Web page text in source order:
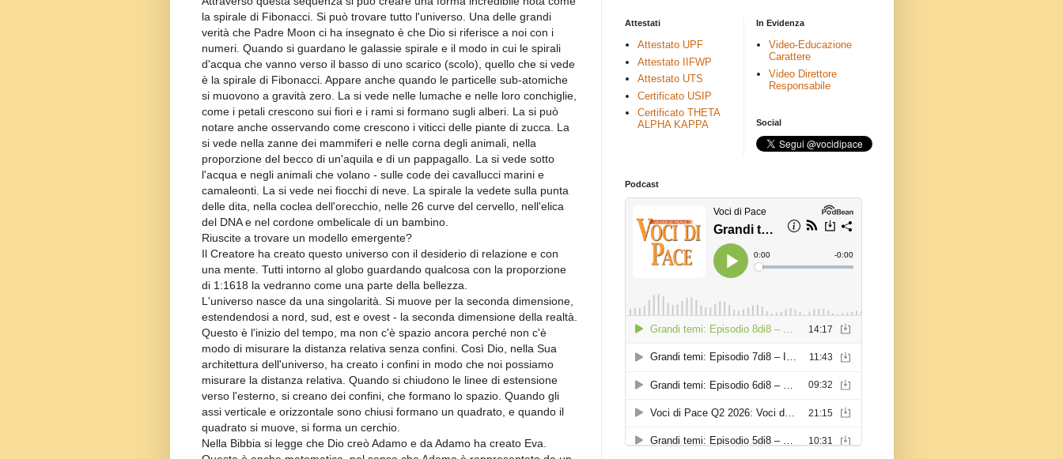
la spirale di Fibonacci. Si può trovare tutto l'universo. Una delle grandi
verità che Padre Moon ci ha insegnato è che Dio si riferisce a noi con i
numeri. Quando si guardano le galassie spirale e il modo in cui le spirali
d'acqua che vanno verso il basso di uno scarico (scolo), quello che si vede
è la spirale di Fibonacci. Appare anche quando le particelle sub-atomiche
si muovono a gravità zero. La si vede nelle lumache e nelle loro conchiglie,
come i petali crescono sui fiori e i rami si formano sugli alberi. La si può
notare anche osservando come crescono i viticci delle piante di zucca. La
si vede nella zanne dei mammiferi e nelle corna degli animali, nella
proporzione del becco di un'aquila e di un pappagallo. La si vede sotto
l'acqua e negli animali che volano - sulle code dei cavallucci marini e
camaleonti. La si vede nei fiocchi di neve. La spirale la vedete sulla punta
delle dita, nella coclea dell'orecchio, nelle 26 curve del cervello, nell'elica
del DNA e nel cordone ombelicale di un bambino.
Riuscite a trovare un modello emergente?
Il Creatore ha creato questo universo con il desiderio di relazione e con
una mente. Tutti intorno al globo guardando qualcosa con la proporzione
di 1:1618 la vedranno come una parte della bellezza.
L'universo nasce da una singolarità. Si muove per la seconda dimensione,
estendendosi a nord, sud, est e ovest - la seconda dimensione della realtà.
Questo è l'inizio del tempo, ma non c'è spazio ancora perché non c'è
modo di misurare la distanza relativa senza confini. Così Dio, nella Sua
architettura dell'universo, ha creato i confini in modo che noi possiamo
misurare la distanza relativa. Quando si chiudono le linee di estensione
verso l'esterno, si creano dei confini, che formano lo spazio. Quando gli
assi verticale e orizzontale sono chiusi formano un quadrato, e quando il
quadrato si muove, si forma un cerchio.
Nella Bibbia si legge che Dio creò Adamo e da Adamo ha creato Eva.
Attestati
Attestato UPF
Attestato IIFWP
Attestato UTS
Certificato USIP
Certificato THETA
ALPHA KAPPA
In Evidenza
Video-Educazione
Carattere
Video Direttore
Responsabile
Social
Podcast